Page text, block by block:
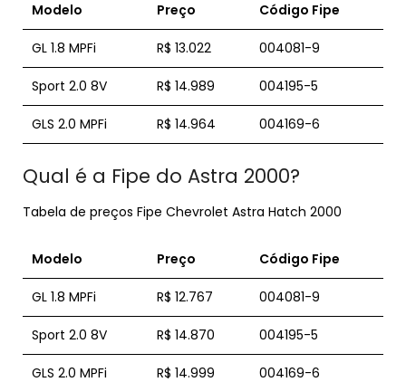
Modelo Preço Código Fipe
GL 1.8 MPFi R$ 13.022 004081-9
Sport 2.0 8V R$ 14.989 004195-5
GLS 2.0 MPFi R$ 14.964 004169-6
Qual é a Fipe do Astra 2000?
Tabela de preços Fipe Chevrolet Astra Hatch 2000
Modelo Preço Código Fipe
GL 1.8 MPFi R$ 12.767 004081-9
Sport 2.0 8V R$ 14.870 004195-5
GLS 2.0 MPFi R$ 14.999 004169-6